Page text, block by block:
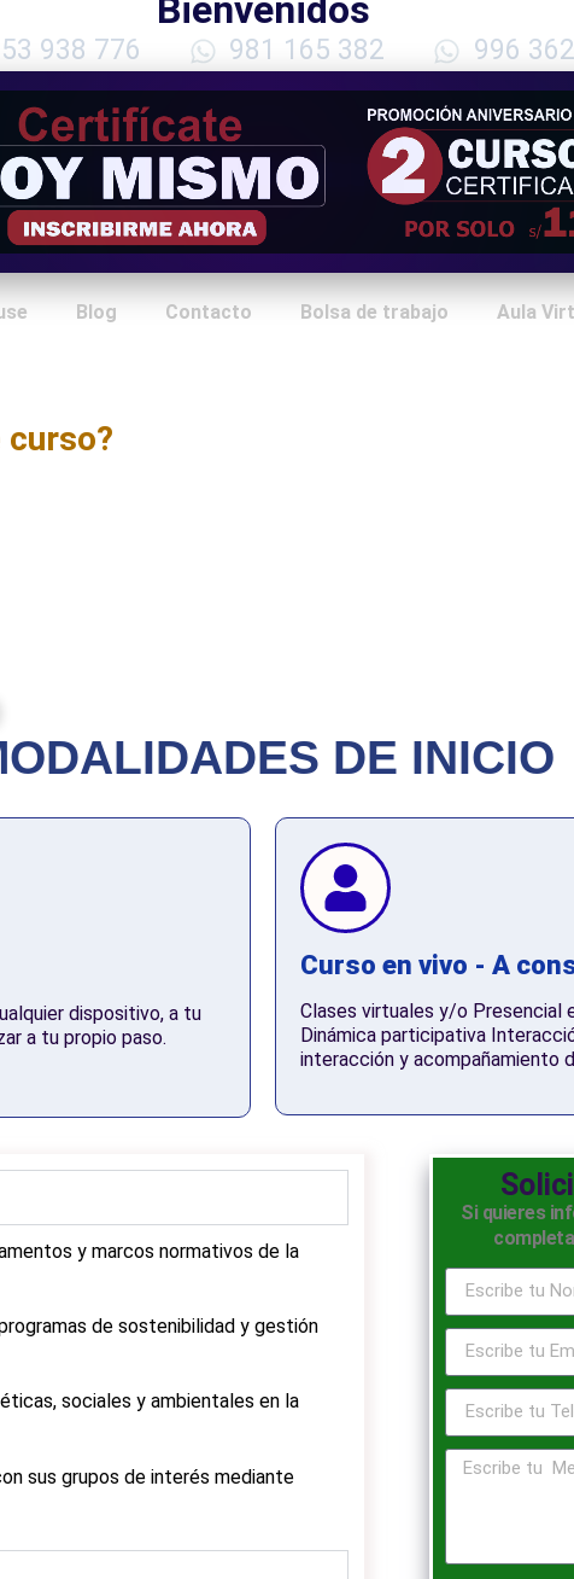
Bienvenidos
938 776 981 165 382 996
Blog Contacto Bolsa de trabajo Aula
curso?
DE INICIO
dispositivo, a tu
a tu propio paso.
Curso en vivo - A
Clases virtuales y/o Presencial
Dinámica participativa
interacción y acompañamiento
y marcos normativos de la
de sostenibilidad y gestión
sociales y ambientales en la
sus grupos de interés mediante
Si quieres